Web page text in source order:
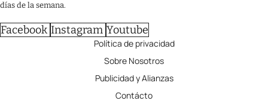
días de la semana.
Facebook Instagram Youtube
Política de privacidad
Sobre Nosotros
Publicidad y Alianzas
Contácto